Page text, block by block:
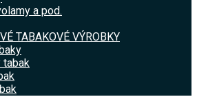
a pod.
TABAKOVÉ VÝROBKY
tabak